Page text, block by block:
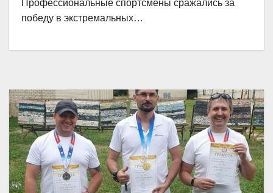
Профессиональные спортсмены сражались за
победу в экстремальных…